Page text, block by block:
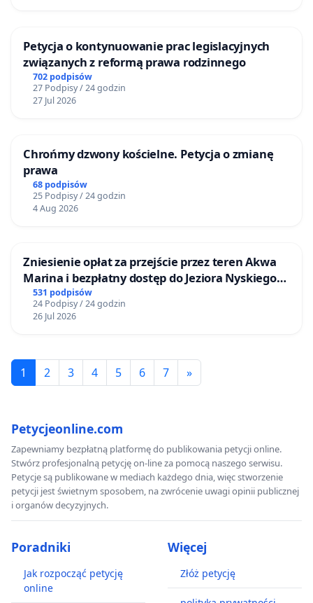
Petycja o kontynuowanie prac legislacyjnych
związanych z reformą prawa rodzinnego
702 podpisów
27 Podpisy / 24 godzin
27 Jul 2026
Chrońmy dzwony kościelne. Petycja o zmianę
prawa
68 podpisów
25 Podpisy / 24 godzin
4 Aug 2026
Zniesienie opłat za przejście przez teren Akwa
Marina i bezpłatny dostęp do Jeziora Nyskiego
dla mieszkańców Gminy Nysa
531 podpisów
24 Podpisy / 24 godzin
26 Jul 2026
1 2 3 4 5 6 7 »
Petycjeonline.com
Zapewniamy bezpłatną platformę do publikowania petycji online.
Stwórz profesjonalną petycję on-line za pomocą naszego serwisu.
Petycje są publikowane w mediach każdego dnia, więc stworzenie
petycji jest świetnym sposobem, na zwrócenie uwagi opinii publicznej
i organów decyzyjnych.
Poradniki
Jak rozpocząć petycję
online
Więcej
Złóż petycję